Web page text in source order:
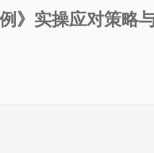
》实操应对策略